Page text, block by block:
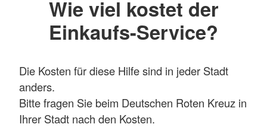
Wie viel kostet der
Einkaufs-Service?
Die Kosten für diese Hilfe sind in jeder Stadt
anders.
Bitte fragen Sie beim Deutschen Roten Kreuz in
Ihrer Stadt nach den Kosten.